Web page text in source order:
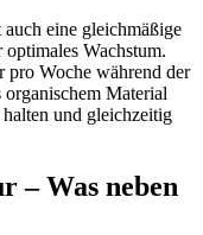
eine gleichmäßige
Wachstum.
pro Woche während der
Material
und gleichzeitig
– Was neben